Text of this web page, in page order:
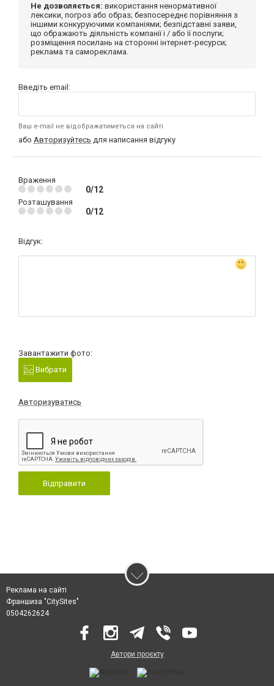
Не дозволяється: використання ненормативної
лексики, погроз або образ; безпосереднє порівняння з
іншими конкуруючими компаніями; безпідставні заяви,
що ображають діяльність компанії і / або її послуги;
розміщення посилань на сторонні інтернет-ресурси;
реклама та самореклама.
Введіть email:
Ваш e-mail не відображатиметься на сайті
або Авторизуйтесь для написання відгуку
Враження
0/12
Розташування
0/12
Відгук:
Завантажити фото:
Вибрати
Авторизуватись
Відправити
Реклама на сайті
Франшиза "CitySites"
0504262624
Автори проєкту